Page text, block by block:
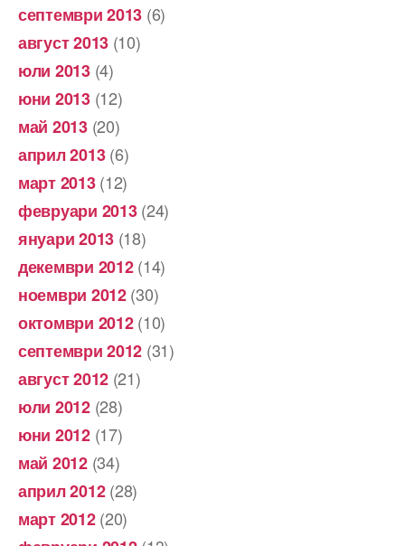
септември 2013 (6)
август 2013 (10)
юли 2013(4)
юни 2013(12)
май 2013(20)
април 2013(6)
март 2013(12)
февруари 2013(24)
януари 2013 (18)
декември 2012(14)
ноември 2012(30)
октомври 2012(10)
септември 2012 (31)
август 2012 (21)
юли 2012(28)
юни 2012(17)
май 2012(34)
април 2012(28)
март 2012(20)